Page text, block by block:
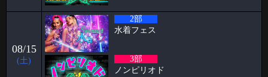
お久しぶりです！ スタッフのパンです！ やっと台風「チャンミー」が
去りましたね。
2026-06-03
🥳5月女子抽選🥳
🦋🉐女性様特典🉐🦋 🤩5月の抽選結果🤩 1等 4460 2等 11626 3等
08/15
(土)
2部
水着フェス
3部
ノンピリオド